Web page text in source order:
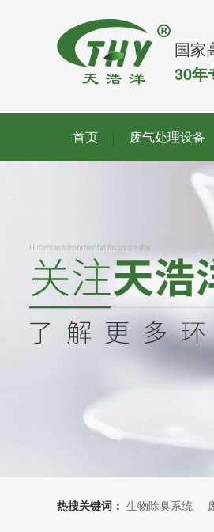
国家
30年
首页 废气处理设备
热搜关键词： 生物除臭系统